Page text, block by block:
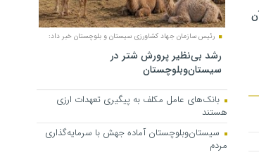
رئیس سازمان جهاد کشاورزی سیستان و بلوچستان خبر داد:
رشد بی‌نظیر پرورش شتر در
سیستان‌وبلوچستان
بانک‌های عامل مکلف به پیگیری تعهدات ارزی
هستند
سیستان‌وبلوچستان آماده جهش با سرمایه‌گذاری
مردم